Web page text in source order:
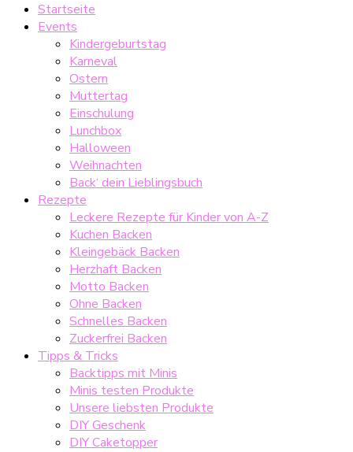
Startseite
Events
Kindergeburtstag
Karneval
Ostern
Muttertag
Einschulung
Lunchbox
Halloween
Weihnachten
Back‘ dein Lieblingsbuch
Rezepte
Leckere Rezepte für Kinder von A-Z
Kuchen Backen
Kleingebäck Backen
Herzhaft Backen
Motto Backen
Ohne Backen
Schnelles Backen
Zuckerfrei Backen
Tipps & Tricks
Backtipps mit Minis
Minis testen Produkte
Unsere liebsten Produkte
DIY Geschenk
DIY Caketopper